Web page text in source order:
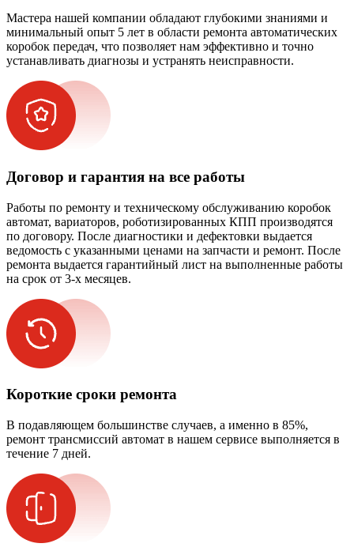
Мастера нашей компании обладают глубокими знаниями и
минимальный опыт 5 лет в области ремонта автоматических
коробок передач, что позволяет нам эффективно и точно
устанавливать диагнозы и устранять неисправности.
Договор и гарантия на все работы
Работы по ремонту и техническому обслуживанию коробок
автомат, вариаторов, роботизированных КПП производятся
по договору. После диагностики и дефектовки выдается
ведомость с указанными ценами на запчасти и ремонт. После
ремонта выдается гарантийный лист на выполненные работы
на срок от 3-х месяцев.
Короткие сроки ремонта
В подавляющем большинстве случаев, а именно в 85%,
ремонт трансмиссий автомат в нашем сервисе выполняется в
течение 7 дней.